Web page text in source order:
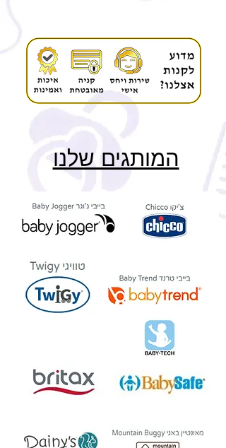
המותגים שלנו